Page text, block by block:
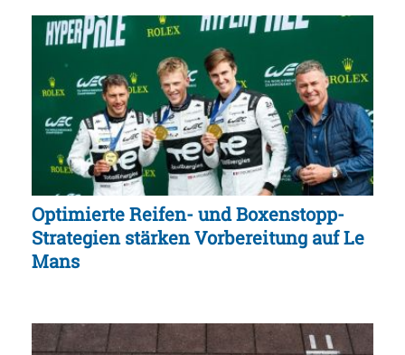
Optimierte Reifen- und Boxenstopp-
Strategien stärken Vorbereitung auf Le
Mans